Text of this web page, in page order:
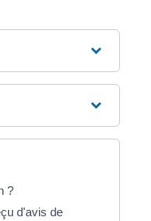
?
d'avis de